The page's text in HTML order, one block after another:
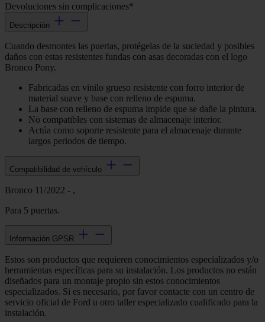
Devoluciones sin complicaciones*
Descripción
Cuando desmontes las puertas, protégelas de la suciedad y posibles
daños con estas resistentes fundas con asas decoradas con el logo
Bronco Pony.
Fabricadas en vinilo grueso resistente con forro interior de
material suave y base con relleno de espuma.
La base con relleno de espuma impide que se dañe la pintura.
No compatibles con sistemas de almacenaje interior.
Actúa como soporte resistente para el almacenaje durante
largos periodos de tiempo.
Compatibilidad de vehículo
Bronco 11/2022 - ,
Para 5 puertas.
Información GPSR
Estos son productos que requieren conocimientos especializados y/o
herramientas específicas para su instalación. Los productos no están
diseñados para un montaje propio sin estos conocimientos
especializados. Si es necesario, por favor contacte con un centro de
servicio oficial de Ford u otro taller especializado cualificado para la
instalación.